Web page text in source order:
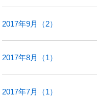
2017年9月（2）
2017年8月（1）
2017年7月（1）